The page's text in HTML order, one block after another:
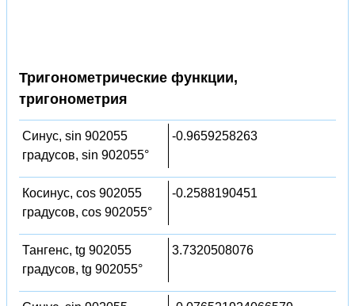
Тригонометрические функции,
тригонометрия
Синус, sin 902055
градусов, sin 902055°
-0.9659258263
Косинус, cos 902055
градусов, cos 902055°
-0.2588190451
Тангенс, tg 902055
градусов, tg 902055°
3.7320508076